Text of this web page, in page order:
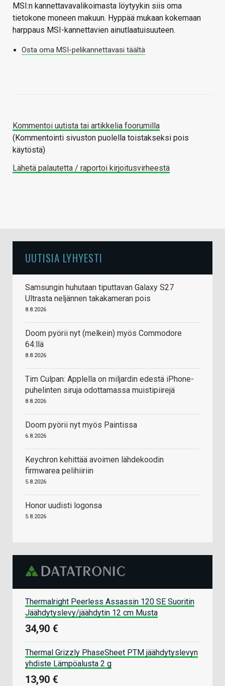
MSI:n kannettavavalikoimasta löytyykin siis oma
tietokone moneen makuun. Hyppää mukaan kokemaan
harppaus MSI-kannettavien ainutlaatuisuuteen.
Osta oma MSI-pelikannettavasi täältä
Kommentoi uutista tai artikkelia foorumilla
(Kommentointi sivuston puolella toistakseksi pois
käytöstä)
Lähetä palautetta / raportoi kirjoitusvirheestä
UUTISIA LYHYESTI
Samsungin huhutaan tiputtavan Galaxy S27
Ultrasta neljännen takakameran pois
8.8.2026
Doom pyörii nyt (melkein) myös Commodore
64:llä
8.8.2026
Tim Culpan: Applella on miljardin edestä iPhone-
puhelinten siruja odottamassa muistipiirejä
8.8.2026
Doom pyörii nyt myös Paintissa
6.8.2026
Keychron kehittää avoimen lähdekoodin
firmwarea pelihiiriin
5.8.2026
Honor uudisti logonsa
5.8.2026
Thermalright Peerless Assassin 120 SE Suoritin
Jäähdytyslevy/jäähdytin 12 cm Musta
34,90 €
Thermal Grizzly PhaseSheet PTM jäähdytyslevyn
yhdiste Lämpöalusta 2 g
13,90 €